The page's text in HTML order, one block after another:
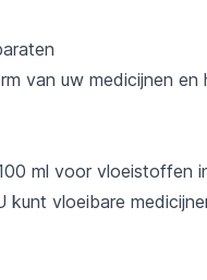
van uw medicijnen en
ml voor vloeistoffen
vloeibare